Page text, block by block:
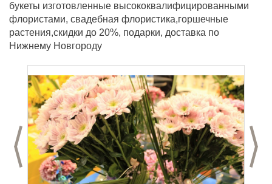
букеты изготовленные высококвалифицированными
флористами, свадебная флористика,горшечные
растения,скидки до 20%, подарки, доставка по
Нижнему Новгороду
Предыдущий слайд